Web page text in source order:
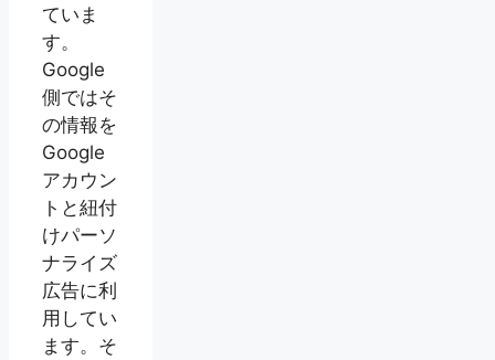
ていま
す。
Google
側ではそ
の情報を
Google
アカウン
トと紐付
けパーソ
ナライズ
広告に利
用してい
ます。そ